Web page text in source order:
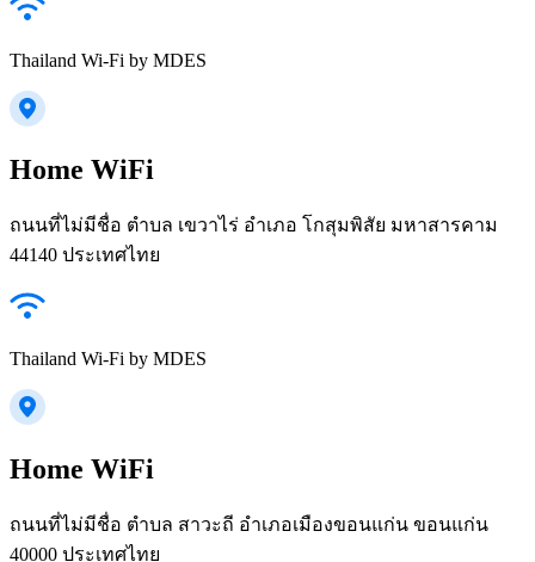
Thailand Wi-Fi by MDES
Home WiFi
ถนนที่ไม่มีชื่อ ตำบล เขวาไร่ อำเภอ โกสุมพิสัย มหาสารคาม
44140 ประเทศไทย
Thailand Wi-Fi by MDES
Home WiFi
ถนนที่ไม่มีชื่อ ตำบล สาวะถี อำเภอเมืองขอนแก่น ขอนแก่น
40000 ประเทศไทย